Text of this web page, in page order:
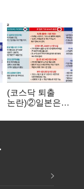
(코스닥 퇴출
논란)②일본은
기다려주는데